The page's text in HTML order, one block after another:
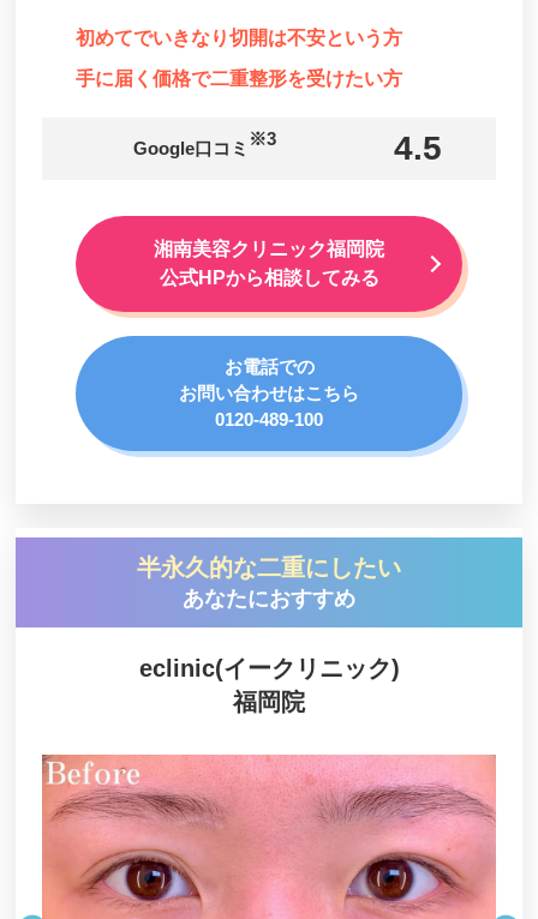
ユニタクリニック
初めてでいきなり切開は不安という方
手に届く価格で二重整形を受けたい方
Google口コミ ※3 4.5
湘南美容クリニック福岡院
公式HPから相談してみる
お電話での
お問い合わせはこちら
0120-489-100
半永久的な二重にしたい
あなたにおすすめ
eclinic(イークリニック)
福岡院